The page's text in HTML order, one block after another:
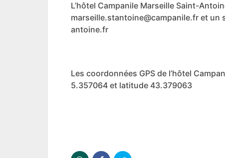
L’hôtel Campanile Marseille Saint-
marseille.stantoine@campanile.fr et
antoine.fr
Les coordonnées GPS de l’hôtel
5.357064 et latitude 43.379063